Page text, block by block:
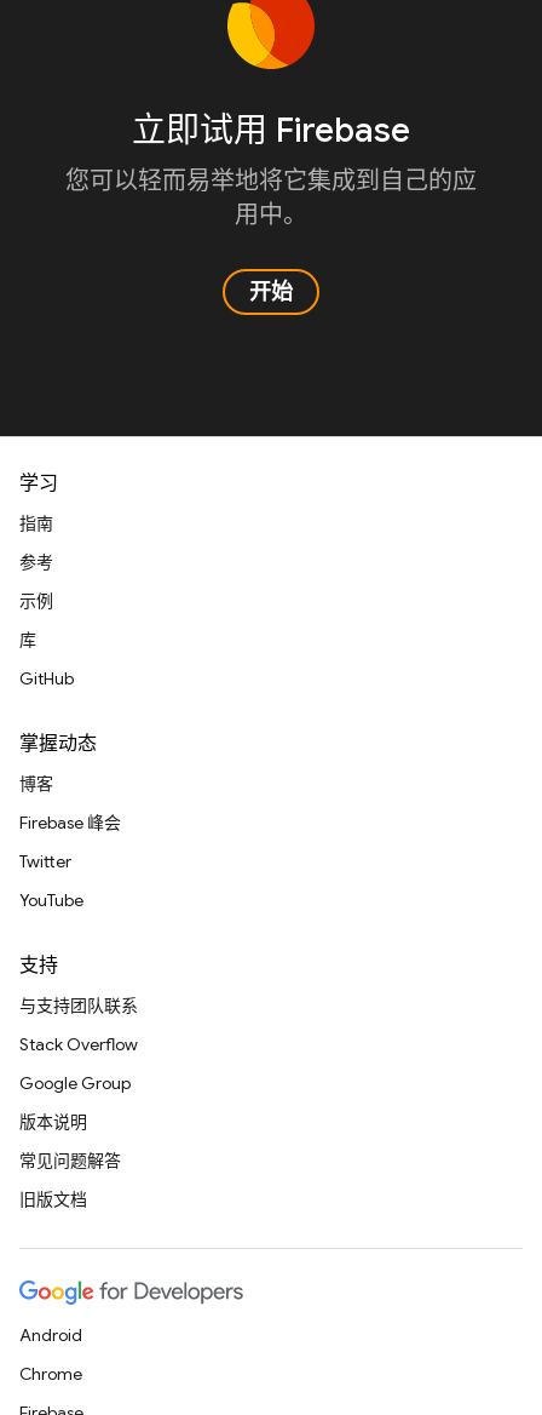
立即试用 Firebase
您可以轻而易举地将它集成到自己的应
用中。
开始
学习
指南
参考
示例
库
GitHub
掌握动态
博客
Firebase 峰会
Twitter
YouTube
支持
与支持团队联系
Stack Overflow
Google Group
版本说明
常见问题解答
旧版文档
Android
Chrome